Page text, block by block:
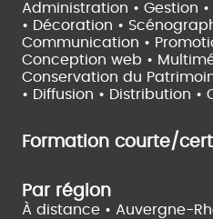
Administration • Gestion •
• Décoration •
Communication •
Conception web •
Conservation du
• Diffusion • Distribution
Formation courte/
Par région
À distance • Auvergne-